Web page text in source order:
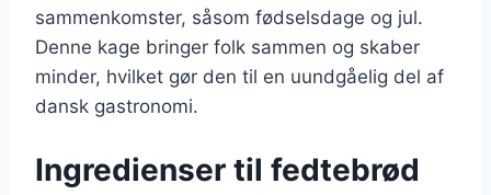
sammenkomster, såsom fødselsdage og jul.
Denne kage bringer folk sammen og skaber
minder, hvilket gør den til en uundgåelig del af
dansk gastronomi.
Ingredienser til fedtebrød